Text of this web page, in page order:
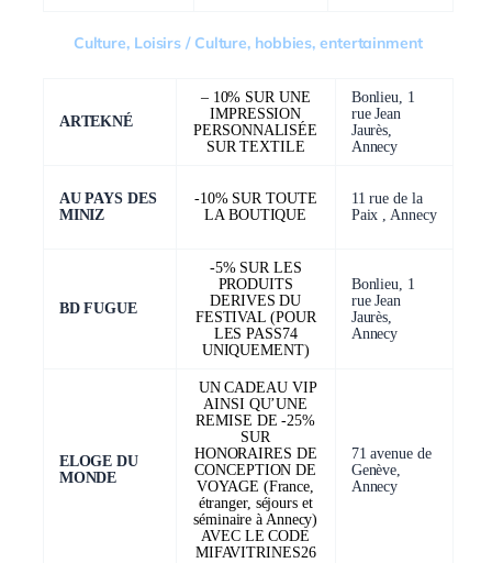
Culture, Loisirs / Culture, hobbies, entertainment
ARTEKNÉ
– 10% SUR UNE
IMPRESSION
PERSONNALISÉE
SUR TEXTILE
Bonlieu, 1
rue Jean
Jaurès,
Annecy
AU PAYS DES
MINIZ
-10% SUR TOUTE
LA BOUTIQUE
11 rue de la
Paix , Annecy
BD FUGUE
-5% SUR LES
PRODUITS
DERIVES DU
FESTIVAL (POUR
LES PASS74
UNIQUEMENT)
Bonlieu, 1
rue Jean
Jaurès,
Annecy
ELOGE DU
MONDE
UN CADEAU VIP
AINSI QU’UNE
REMISE DE -25%
SUR
HONORAIRES DE
CONCEPTION DE
VOYAGE (France,
étranger, séjours et
séminaire à Annecy)
AVEC LE CODE
MIFAVITRINES26
71 avenue de
Genève,
Annecy